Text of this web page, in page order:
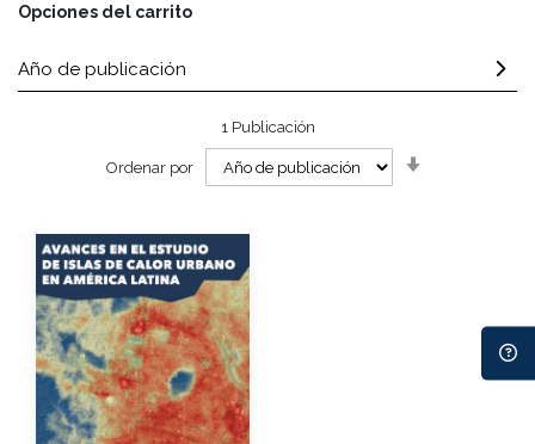
Opciones del carrito
Año de publicación
1 Publicación
Ordenar por
Autores
Año de edición